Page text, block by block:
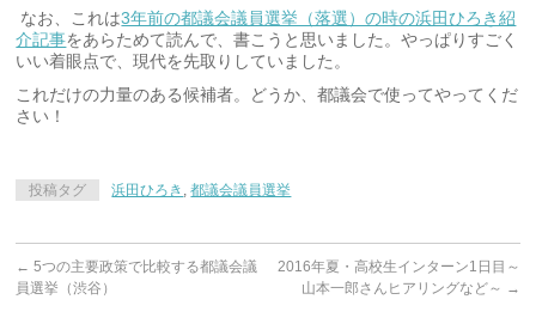
なお、これは3年前の都議会議員選挙（落選）の時の浜田ひろき紹
介記事をあらためて読んで、書こうと思いました。やっぱりすごく
いい着眼点で、現代を先取りしていました。
これだけの力量のある候補者。どうか、都議会で使ってやってくだ
さい！
投稿タグ 浜田ひろき ,都議会議員選挙
← 5つの主要政策で比較する都議会議
員選挙（渋谷）
2016年夏・高校生インターン1日目～
山本一郎さんヒアリングなど～ →